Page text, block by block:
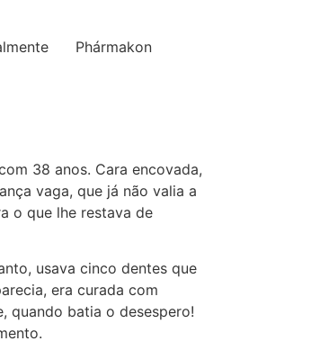
Phármakon
38 anos. Cara encovada,
vaga, que já não valia a
o que lhe restava de
usava cinco dentes que
era curada com
quando batia o desespero!